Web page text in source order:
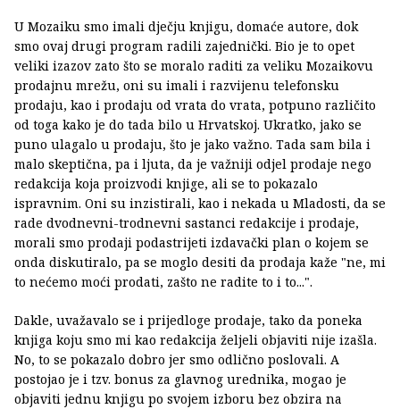
U Mozaiku smo imali dječju knjigu, domaće autore, dok
smo ovaj drugi program radili zajednički. Bio je to opet
veliki izazov zato što se moralo raditi za veliku Mozaikovu
prodajnu mrežu, oni su imali i razvijenu telefonsku
prodaju, kao i prodaju od vrata do vrata, potpuno različito
od toga kako je do tada bilo u Hrvatskoj. Ukratko, jako se
puno ulagalo u prodaju, što je jako važno. Tada sam bila i
malo skeptična, pa i ljuta, da je važniji odjel prodaje nego
redakcija koja proizvodi knjige, ali se to pokazalo
ispravnim. Oni su inzistirali, kao i nekada u Mladosti, da se
rade dvodnevni-trodnevni sastanci redakcije i prodaje,
morali smo prodaji podastrijeti izdavački plan o kojem se
onda diskutiralo, pa se moglo desiti da prodaja kaže "ne, mi
to nećemo moći prodati, zašto ne radite to i to...".
Dakle, uvažavalo se i prijedloge prodaje, tako da poneka
knjiga koju smo mi kao redakcija željeli objaviti nije izašla.
No, to se pokazalo dobro jer smo odlično poslovali. A
postojao je i tzv. bonus za glavnog urednika, mogao je
objaviti jednu knjigu po svojem izboru bez obzira na